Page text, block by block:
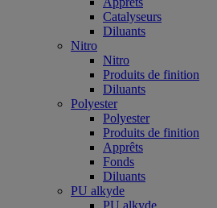
Catalyseurs
Diluants
Nitro
Nitro
Produits de finition
Diluants
Polyester
Polyester
Produits de finition
Apprêts
Fonds
Diluants
PU alkyde
PU alkyde